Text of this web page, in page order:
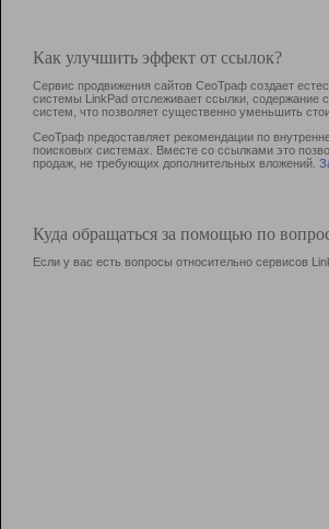
Как улучшить эффект от ссылок?
Сервис продвижения сайтов СеоТраф создает
системы LinkPad отслеживает ссылки, содержание
систем, что позволяет существенно уменьшить
СеоТраф предоставляет рекомендации по
поисковых системах. Вместе со ссылками это
продаж, не требующих дополнительных вложений.
Куда обращаться за помощью по
Если у вас есть вопросы относительно сервисов